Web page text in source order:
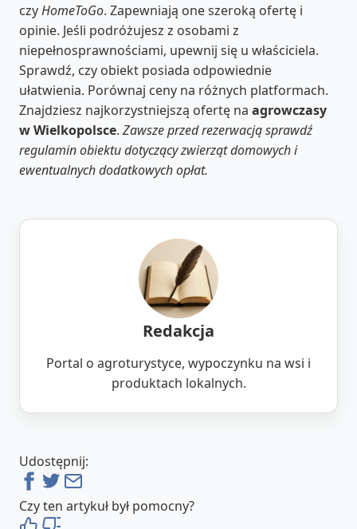
czyHomeToGo. Zapewniają one szeroką ofertę i
opinie. Jeśli podróżujesz z osobami z
niepełnosprawnościami, upewnij się u właściciela.
Sprawdź, czy obiekt posiada odpowiednie
ułatwienia. Porównaj ceny na różnych platformach.
Znajdziesz najkorzystniejszą ofertę na agrowczasy
w Wielkopolsce. Zawsze przed rezerwacją sprawdź
regulamin obiektu dotyczący zwierząt domowych i
ewentualnych dodatkowych opłat.
Redakcja
Portal o agroturystyce, wypoczynku na wsi i
produktach lokalnych.
Udostępnij:
Czy ten artykuł był pomocny?